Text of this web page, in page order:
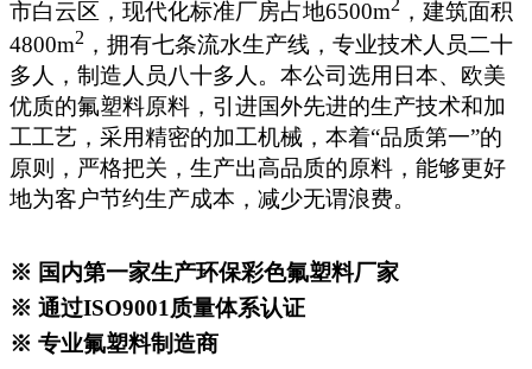
市白云区，现代化标准厂房占地6500m2 ，建筑面积
4800m2 ，拥有七条流水生产线，专业技术人员二十
多人，制造人员八十多人。本公司选用日本、欧美
优质的氟塑料原料，引进国外先进的生产技术和加
工工艺，采用精密的加工机械，本着“品质第一”的
原则，严格把关，生产出高品质的原料，能够更好
地为客户节约生产成本，减少无谓浪费。
※ 国内第一家生产环保彩色氟塑料厂家
※ 通过ISO9001质量体系认证
※ 专业氟塑料制造商